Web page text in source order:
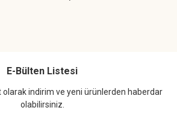
E-Bülten Listesi
olarak indirim ve yeni ürünlerden haberdar
olabilirsiniz.